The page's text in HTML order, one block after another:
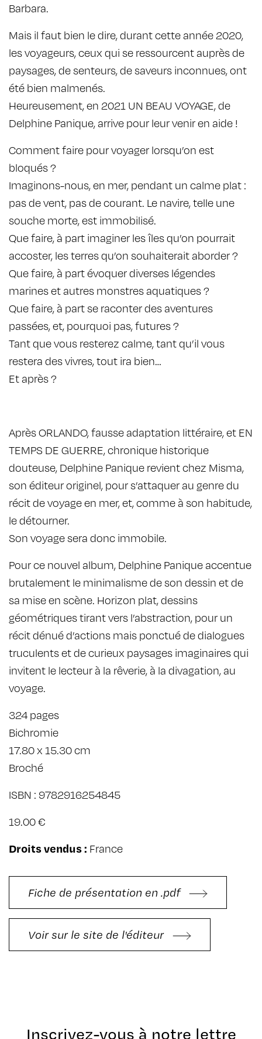
Barbara.
Mais il faut bien le dire, durant cette année 2020,
les voyageurs, ceux qui se ressourcent auprès de
paysages, de senteurs, de saveurs inconnues, ont
été bien malmenés.
Heureusement, en 2021 UN BEAU VOYAGE, de
Delphine Panique, arrive pour leur venir en aide !
Comment faire pour voyager lorsqu’on est
bloqués ?
Imaginons-nous, en mer, pendant un calme plat :
pas de vent, pas de courant. Le navire, telle une
souche morte, est immobilisé.
Que faire, à part imaginer les îles qu’on pourrait
accoster, les terres qu’on souhaiterait aborder ?
Que faire, à part évoquer diverses légendes
marines et autres monstres aquatiques ?
Que faire, à part se raconter des aventures
passées, et, pourquoi pas, futures ?
Tant que vous resterez calme, tant qu’il vous
restera des vivres, tout ira bien…
Et après ?
AprèsORLANDO, fausse adaptation littéraire, et EN
TEMPS DE GUERRE, chronique historique
douteuse, Delphine Panique revient chez Misma,
son éditeur originel, pour s’attaquer au genre du
récit de voyage en mer, et, comme à son habitude,
le détourner.
Son voyage sera donc immobile.
Pour ce nouvel album, Delphine Panique accentue
brutalement le minimalisme de son dessin et de
sa mise en scène. Horizon plat, dessins
géométriques tirant vers l’abstraction, pour un
récit dénué d’actions mais ponctué de dialogues
truculents et de curieux paysages imaginaires qui
invitent le lecteur à la rêverie, à la divagation, au
voyage.
324 pages
Bichromie
17.80 x 15.30 cm
Broché
ISBN : 9782916254845
19.00 €
Droits vendus : France
Fiche de présentation en .pdf
Voir sur le site de l'éditeur
Inscrivez-vous à notre lettre